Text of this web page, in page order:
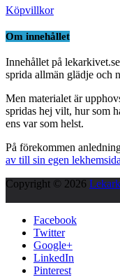
Köpvillkor
Om innehållet
Innehållet på
sprida allmän glädje och
Men materialet är
spridas hej vilt, hur som
ens var som helst.
På förekommen
av till sin egen
Copyright © 2026
Facebook
Twitter
Google+
LinkedIn
Pinterest